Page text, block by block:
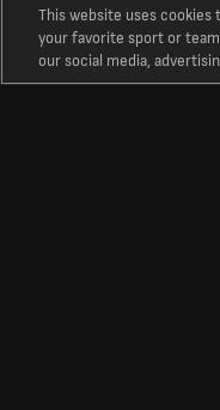
This website uses
your favorite sport or
our social media,